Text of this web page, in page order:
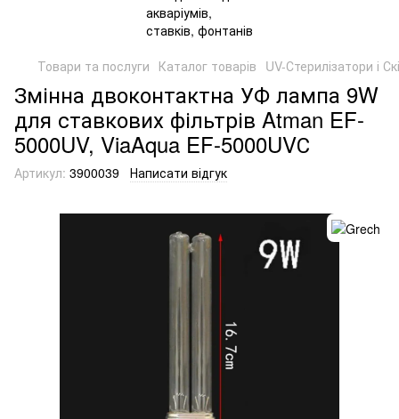
Товари та послуги Каталог товарів UV-Стерилізатори і
Змінна двоконтактна УФ лампа 9W
для ставкових фільтрів Atman EF-
5000UV, ViaAqua EF-5000UVС
Артикул: 3900039 Написати відгук